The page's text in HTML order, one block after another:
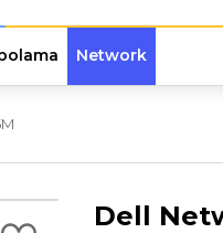
Network
Dell